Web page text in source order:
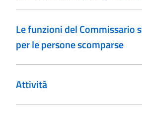
Le funzioni del Commissario
per le persone scomparse
Attività